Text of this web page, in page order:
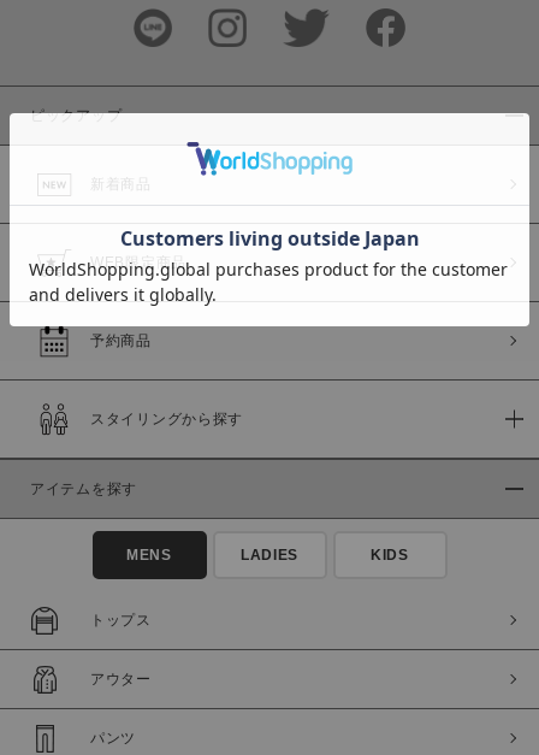
価格
商品タイプ
通常商品
在庫
在庫あり 在庫なし含む
ピックアップ
新着商品
WEB限定商品
予約商品
スタイリングから探す
アイテムを探す
MENS LADIES KIDS
トップス
アウター
パンツ